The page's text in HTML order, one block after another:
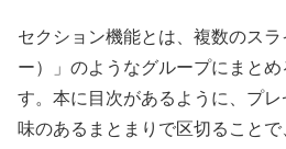
セクション機能とは、複数のス
ー）」のようなグループにまと
す。本に目次があるように、プ
味のあるまとまりで区切ること